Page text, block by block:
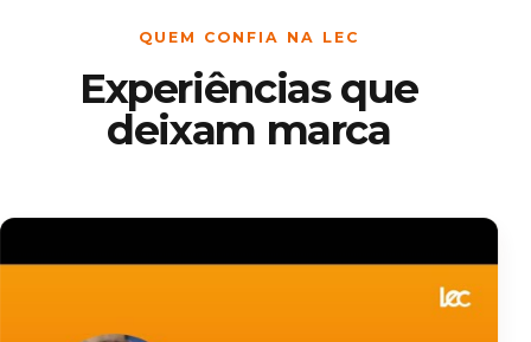
QUEM CONFIA NA LEC
Experiências que
deixam marca